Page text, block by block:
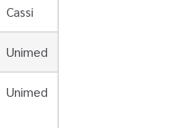
Cassi
Unimed
Unimed